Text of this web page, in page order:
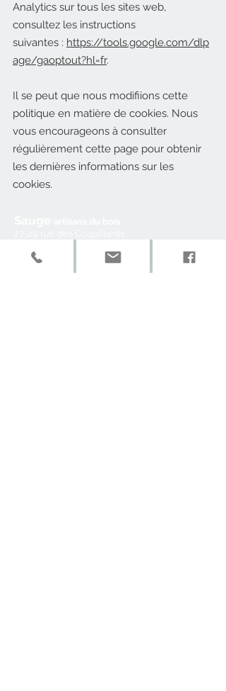
Analytics sur tous les sites web,
consultez les instructions
suivantes : https://tools.google.com/dlp
age/gaoptout?hl=fr.
Il se peut que nous modifiions cette
politique en matière de cookies. Nous
vous encourageons à consulter
régulièrement cette page pour obtenir
les dernières informations sur les
cookies.
25500 MONTLEBON
email : mag1@artisan s-du-bois.com